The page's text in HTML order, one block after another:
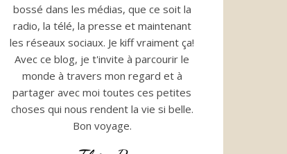
bossé dans les médias, que ce soit la
radio, la télé, la presse et maintenant
les réseaux sociaux. Je kiff vraiment ça!
Avec ce blog, je t'invite à parcourir le
monde à travers mon regard et à
partager avec moi toutes ces petites
choses qui nous rendent la vie si belle.
Bon voyage.